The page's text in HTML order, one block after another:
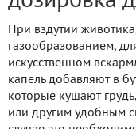
При вздутии
газообразованием,
искусственном
капель добавляют в
которые кушают
или другим удобным